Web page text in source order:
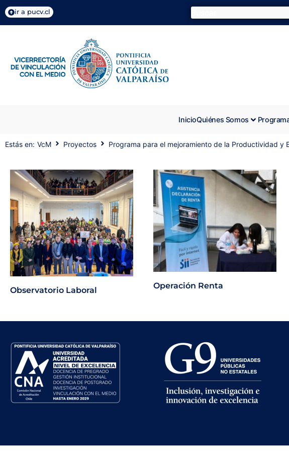
ir a pucv.cl
InicioQuiénes Somos
Estás en: VcM Proyectos Programa para el mejoramiento de la Productividad y
Observatorio Laboral Operación Renta